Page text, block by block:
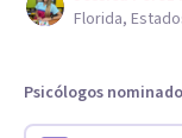
Florida,
Psicólogos